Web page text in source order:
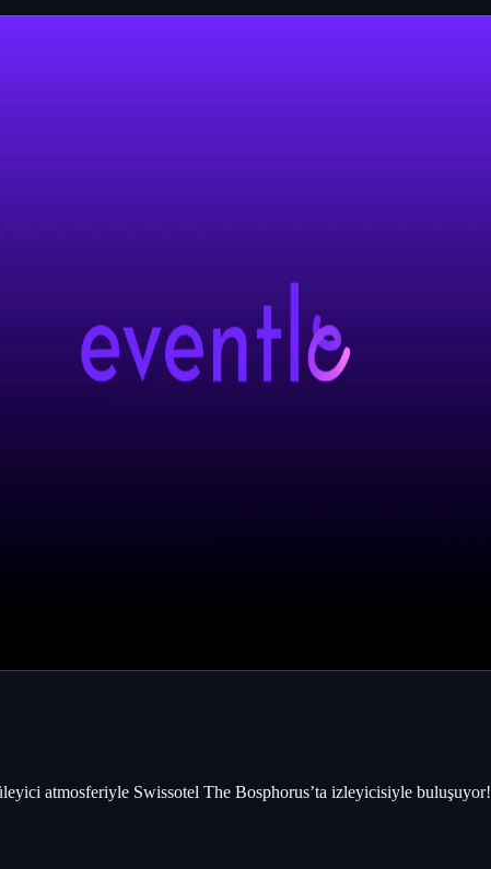
atmosferiyle Swissotel The Bosphorus’ta izleyicisiyle buluşuyor!